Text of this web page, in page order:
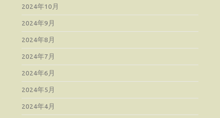
2024年10月
2024年9月
2024年8月
2024年7月
2024年6月
2024年5月
2024年4月